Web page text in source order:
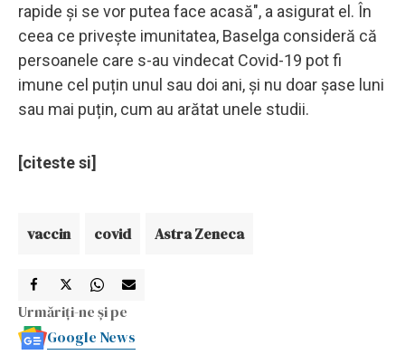
rapide și se vor putea face acasă", a asigurat el. În
ceea ce privește imunitatea, Baselga consideră că
persoanele care s-au vindecat Covid-19 pot fi
imune cel puțin unul sau doi ani, și nu doar șase luni
sau mai puțin, cum au arătat unele studii.
[citeste si]
vaccin covid Astra Zeneca
Urmăriți-ne și pe
Google News